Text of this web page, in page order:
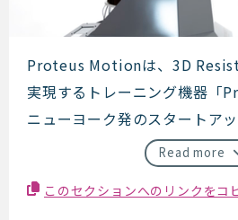
Proteus Motion
Proteus Motionは、3D
実現するトレーニング機器「
ニューヨーク発のスタートア
Read more
このセクションへのリンクをコ